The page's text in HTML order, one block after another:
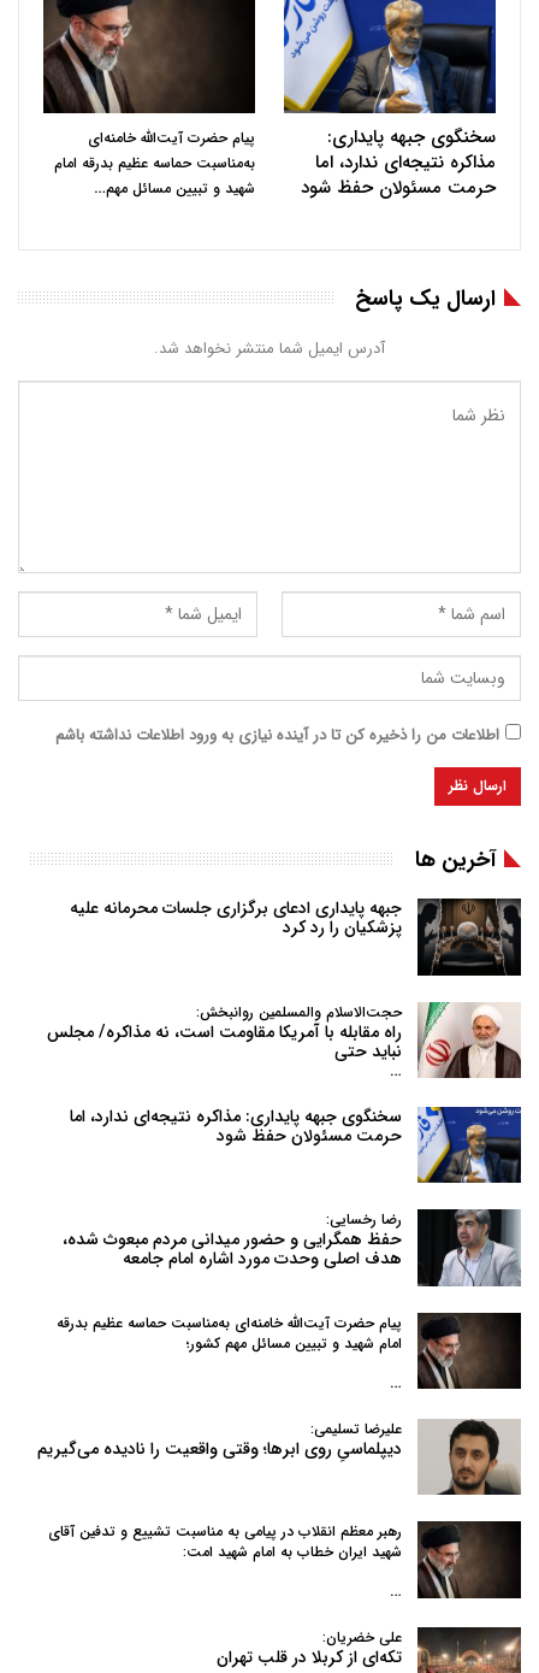
سخنگوی جبهه پایداری:
مذاکره نتیجه‌ای ندارد، اما
حرمت مسئولان حفظ شود
پیام حضرت آیت‌الله خامنه‌ای
به‌مناسبت حماسه عظیم بدرقه امام
شهید و تبیین مسائل مهم…
ارسال یک پاسخ
آدرس ایمیل شما منتشر نخواهد شد.
اطلاعات من را ذخیره کن تا در آینده نیازی به ورود اطلاعات نداشته باشم
آخرین ها
جبهه پایداری ادعای برگزاری جلسات محرمانه علیه
پزشکیان را رد کرد
حجت‌الاسلام والمسلمین روانبخش:
راه مقابله با آمریکا مقاومت است، نه مذاکره/ مجلس
نباید حتی
…
سخنگوی جبهه پایداری: مذاکره نتیجه‌ای ندارد، اما
حرمت مسئولان حفظ شود
رضا رخسایی:
حفظ همگرایی و حضور میدانی مردم مبعوث شده،
هدف اصلی وحدت مورد اشاره امام جامعه
پیام حضرت آیت‌الله خامنه‌ای به‌مناسبت حماسه عظیم بدرقه
امام شهید و تبیین مسائل مهم کشور؛
…
علیرضا تسلیمی:
دیپلماسیِ روی ابرها؛ وقتی واقعیت را نادیده می‌گیریم
رهبر معظم انقلاب در پیامی به‌ مناسبت تشییع و تدفین آقای
شهید ایران خطاب به امام شهید امت:
…
علی خضریان:
تکه‌ای از کربلا در قلب تهران